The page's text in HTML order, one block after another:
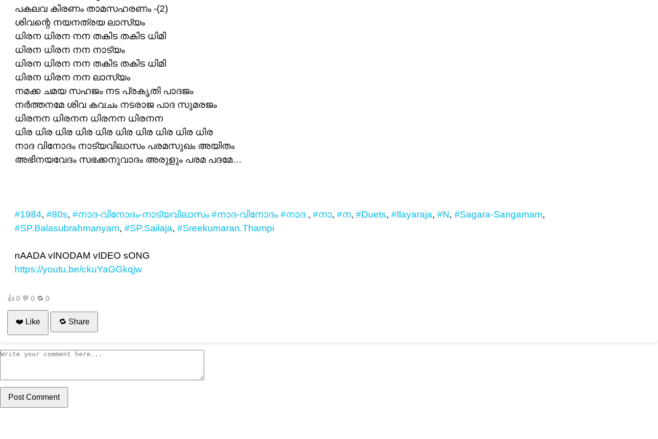
പകലവ കിരണം താമസഹരണം -(2)
ശിവന്റെ നയനത്രയ ലാസ്യം
ധിരന ധിരന നന തകിട തകിട ധിമി
ധിരന ധിരന നന നാട്യം
ധിരന ധിരന നന തകിട തകിട ധിമി
ധിരന ധിരന നന ലാസ്യം
നമക്ക ചമയ സഹജം നട പ്രകൃതി പാദജം
നർത്തനമേ ശിവ കവചം നടരാജ പാദ സുമരജം
ധിരനന ധിരനന ധിരനന ധിരനന
ധിര ധിര ധിര ധിര ധിര ധിര ധിര ധിര ധിര ധിര
നാദ വിനോദം നാട്യവിലാസം പരമസുഖം അയിതം
അഭിനയവേദം സഭക്കനുവാദം അരുളും പരമ പദമേ…
#1984, #80s, #നാദ-വിനോദം-നാട്യവിലാസം #നാദ-വിനോദം #നാദ , #നാ, #ന, #Duets, #Ilayaraja, #N, #Sagara-Sangamam,
#SP.Balasubrahmanyam, #SP.Sailaja, #Sreekumaran.Thampi
nAADA vINODAM vIDEO sONG
https://youtu.be/ckuYaGGkqjw
👍 0 💬 0 🔁 0
❤️ Like 🔁 Share
Post Comment